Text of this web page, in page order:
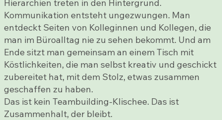
Hierarchien treten in den Hintergrund.
Kommunikation entsteht ungezwungen. Man
entdeckt Seiten von Kolleginnen und Kollegen, die
man im Büroalltag nie zu sehen bekommt. Und am
Ende sitzt man gemeinsam an einem Tisch mit
Köstlichkeiten, die man selbst kreativ und geschickt
zubereitet hat, mit dem Stolz, etwas zusammen
geschaffen zu haben.
Das ist kein Teambuilding-Klischee. Das ist
Zusammenhalt, der bleibt.